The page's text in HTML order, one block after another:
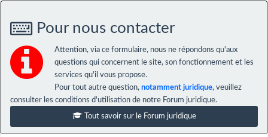
Pour nous contacter
Attention, via ce formulaire, nous ne répondons qu'aux
questions qui concernent le site, son fonctionnement et les
services qu'il vous propose.
Pour tout autre question,notamment juridique, veuillez
consulter les conditions d'utilisation de notre Forum juridique.
Tout savoir sur le Forum juridique